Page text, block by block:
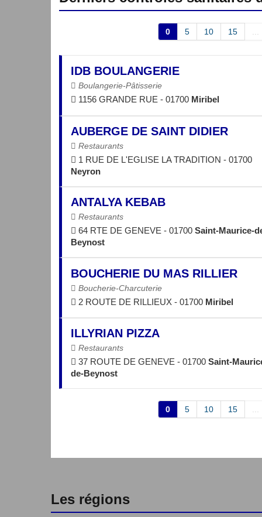
0 5 10 15 ...
IDB BOULANGERIE
Boulangerie-Pâtisserie
1156 GRANDE RUE - 01700 Miribel
AUBERGE DE SAINT DIDIER
Restaurants
1 RUE DE L'EGLISE LA TRADITION - 01700
Neyron
ANTALYA KEBAB
Restaurants
64 RTE DE GENEVE - 01700 Saint-Maurice-
Beynost
BOUCHERIE DU MAS RILLIER
Boucherie-Charcuterie
2 ROUTE DE RILLIEUX - 01700 Miribel
ILLYRIAN PIZZA
Restaurants
37 ROUTE DE GENEVE - 01700 Saint-
de-Beynost
0 5 10 15
Les régions